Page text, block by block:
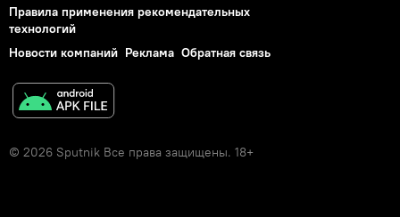
Правила применения рекомендательных
технологий
Новости компаний Реклама Обратная связь
© 2026 Sputnik Все права защищены. 18+